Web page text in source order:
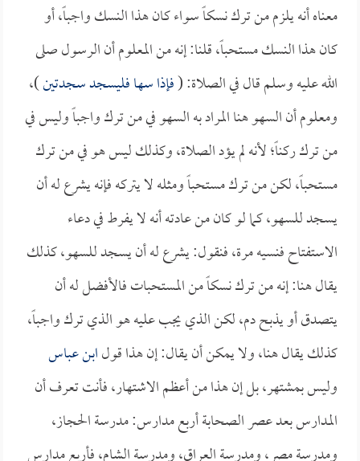
معناه أنه يلزم من ترك نسكاً سواء كان هذا النسك واجباً، أو
كان هذا النسك مستحباً، قلنا: إنه من المعلوم أن الرسول صلى
الله عليه وسلم قال في الصلاة: (فإذا سها فليسجد سجدتين)،
ومعلوم أن السهو هنا المراد به السهو في من ترك واجباً وليس في
من ترك ركناً؛ لأنه لم يؤد الصلاة، وكذلك ليس هو في من ترك
مستحباً، لكن من ترك مستحباً ومثله لا يتركه فإنه يشرع له أن
يسجد للسهو، كما لو كان من عادته أنه لا يفرط في دعاء
الاستفتاح فنسيه مرة، فنقول: يشرع له أن يسجد للسهو، كذلك
يقال هنا: إنه من ترك نسكاً من المستحبات فالأفضل له أن
يتصدق أو يذبح دم، لكن الذي يجب عليه هو الذي ترك واجباً،
كذلك يقال هنا، ولا يمكن أن يقال: إن هذا قولابن عباس
وليس بمشتهر، بل إن هذا من أعظم الاشتهار، فأنت تعرف أن
المدارس بعد عصر الصحابة أربع مدارس: مدرسة الحجاز،